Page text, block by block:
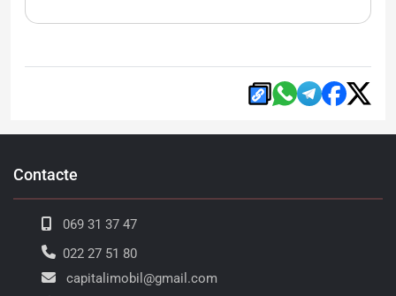
Contacte
069 31 37 47
022 27 51 80
capitalimobil@gmail.com